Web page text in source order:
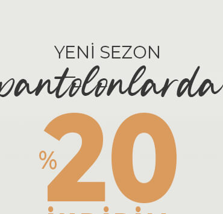
( 0 Yorum )